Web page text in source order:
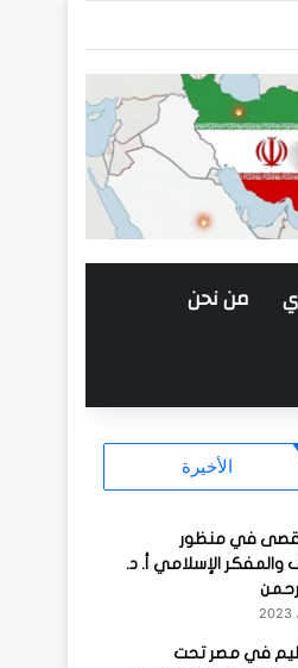
من نحن
الأخيرة
في منظور
والمفكر الإسلامي أ. د.
في مصر تحت